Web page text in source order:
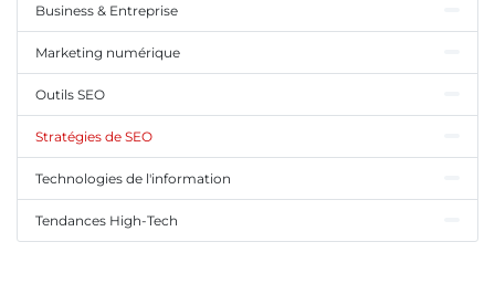
Business & Entreprise
Marketing numérique
Outils SEO
Stratégies de SEO
Technologies de l'information
Tendances High-Tech